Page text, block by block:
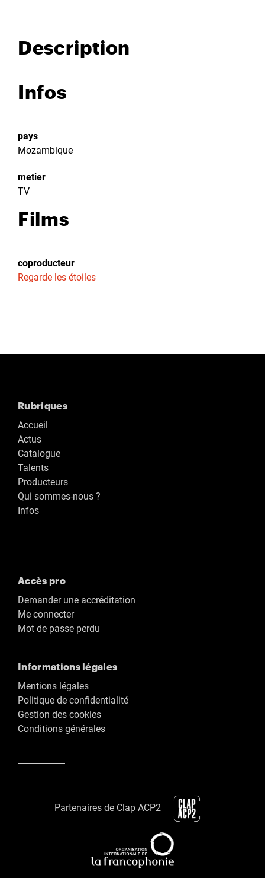
Description
Infos
pays
Mozambique
metier
TV
Films
coproducteur
Regarde les étoiles
Rubriques
Accueil
Actus
Catalogue
Talents
Producteurs
Qui sommes-nous ?
Infos
Accès pro
Demander une accréditation
Me connecter
Mot de passe perdu
Informations légales
Mentions légales
Politique de confidentialité
Gestion des cookies
Conditions générales
Partenaires de Clap ACP2